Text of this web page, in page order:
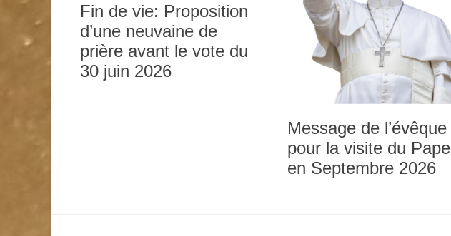
Fin de vie: Proposition
d’une neuvaine de
prière avant le vote du
30 juin 2026
Message de l’évêque
pour la visite du Pape
en Septembre 2026